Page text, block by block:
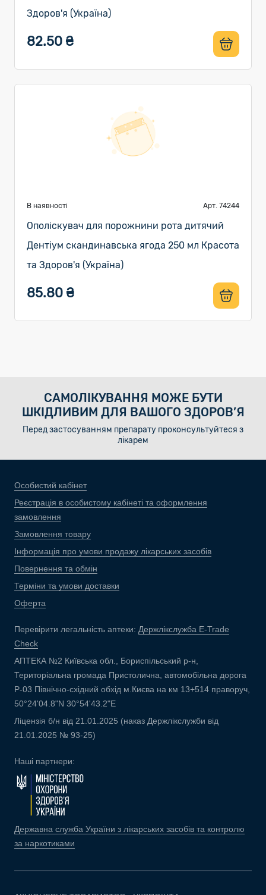
Здоров'я (Україна)
82.50 ₴
В наявності Арт. 74244
Ополіскувач для порожнини рота дитячий
Дентіум скандинавська ягода 250 мл Красота
та Здоров'я (Україна)
85.80 ₴
САМОЛІКУВАННЯ МОЖЕ БУТИ
ШКІДЛИВИМ ДЛЯ ВАШОГО ЗДОРОВ’Я
Перед застосуванням препарату проконсультуйтеся з
лікарем
Особистий кабінет
Реєстрація в особистому кабінеті та оформлення
замовлення
Замовлення товару
Інформація про умови продажу лікарських засобів
Повернення та обмін
Терміни та умови доставки
Оферта
Перевірити легальність аптеки: Держлікслужба E-Trade
Check
АПТЕКА №2 Київська обл., Бориспільський р-н,
Територіальна громада Пристолична, автомобільна дорога
Р-03 Північно-східний обхід м.Києва на км 13+514 праворуч,
50°24'04.8"N 30°54'43.2"E
Ліцензія б/н від 21.01.2025 (наказ Держлікслужби від
21.01.2025 № 93-25)
Наші партнери:
Державна служба України з лікарських засобів та контролю
за наркотиками